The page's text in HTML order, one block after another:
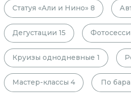
Статуя «Али и Нино» 8
Дегустации 15
Круизы однодневные 1
Мастер-классы 4 По